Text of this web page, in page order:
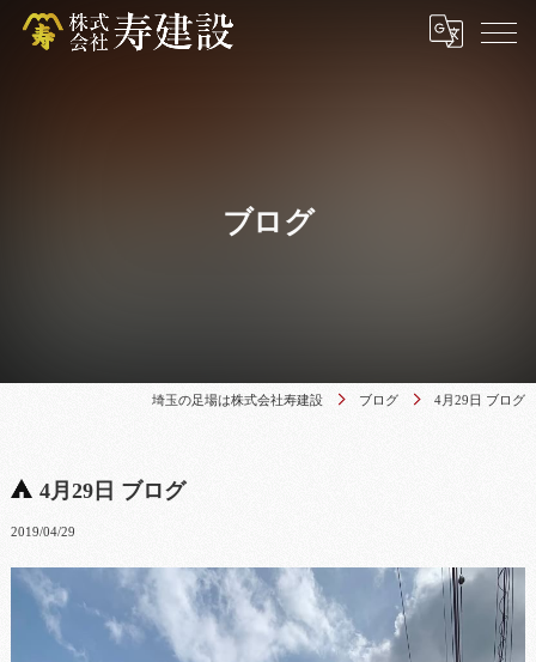
ブログ
埼玉の足場は株式会社寿建設 ブログ 4月29日 ブログ
4月29日 ブログ
2019/04/29